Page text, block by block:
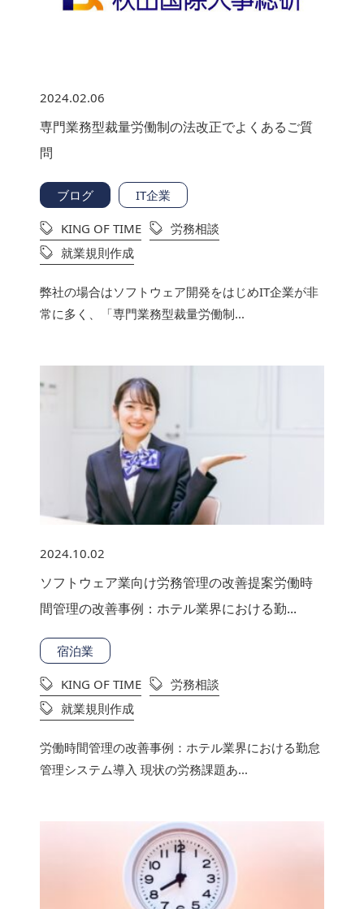
2024.02.06
専門業務型裁量労働制の法改正でよくあるご質
問
ブログ IT企業
KING OF TIME
労務相談
就業規則作成
弊社の場合はソフトウェア開発をはじめIT企業が非
常に多く、「専門業務型裁量労働制...
2024.10.02
ソフトウェア業向け労務管理の改善提案労働時
間管理の改善事例：ホテル業界における勤...
宿泊業
KING OF TIME
労務相談
就業規則作成
労働時間管理の改善事例：ホテル業界における勤怠
管理システム導入 現状の労務課題あ...